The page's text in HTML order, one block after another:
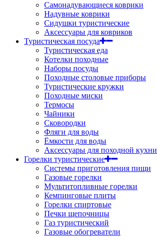
Самонадувающиеся коврики
Надувные коврики
Сидушки туристические
Аксессуары для ковриков
Туристическая посуда
Туристическая еда
Котелки походные
Наборы посуды
Походные столовые приборы
Туристические кружки
Походные миски
Термосы
Чайники
Сковородки
Фляги для воды
Ёмкости для воды
Аксессуары для походной кухни
Горелки туристические
Системы приготовления пищи
Газовые горелки
Мультитопливные горелки
Кемпинговые плиты
Горелки спиртовые
Печки щепочницы
Газ туристический
Газовые обогреватели